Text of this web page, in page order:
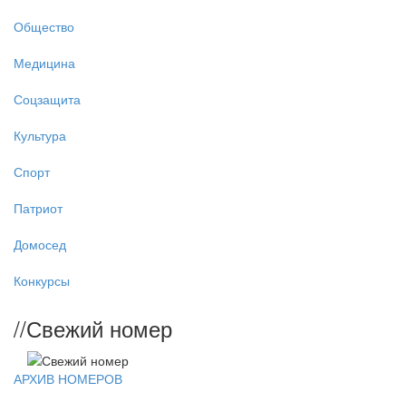
Общество
Медицина
Соцзащита
Культура
Спорт
Патриот
Домосед
Конкурсы
//Свежий номер
АРХИВ НОМЕРОВ